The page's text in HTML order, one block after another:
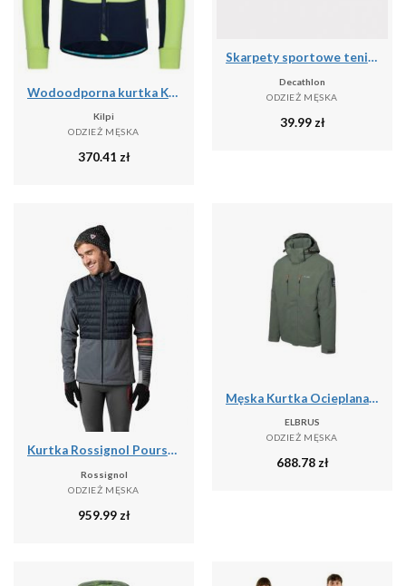
Wodoodporna kurtka Kilpi Velover
Kilpi
ODZIEŻ MĘSKA
370.41 zł
Skarpety sportowe tenis Artengo RS160 niskie 5 par
Decathlon
ODZIEŻ MĘSKA
39.99 zł
Kurtka Rossignol Poursuite Warm męska szara
Rossignol
ODZIEŻ MĘSKA
959.99 zł
Męska Kurtka Ocieplana Dilox
ELBRUS
ODZIEŻ MĘSKA
688.78zł